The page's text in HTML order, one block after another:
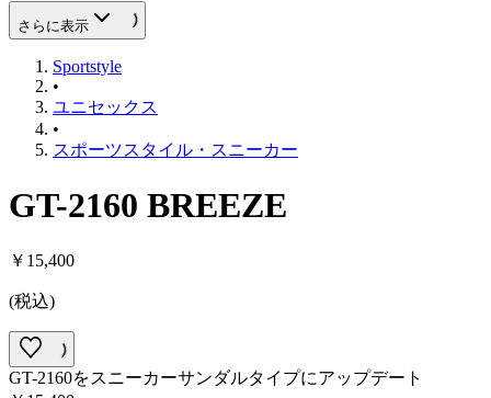
さらに表示
Sportstyle
•
ユニセックス
•
スポーツスタイル・スニーカー
GT-2160 BREEZE
￥15,400
(税込)
GT-2160をスニーカーサンダルタイプにアップデート